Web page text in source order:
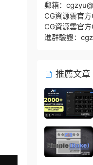
郵箱：
CG資源雲官
CG資源雲官
進群驗證：
推薦文章